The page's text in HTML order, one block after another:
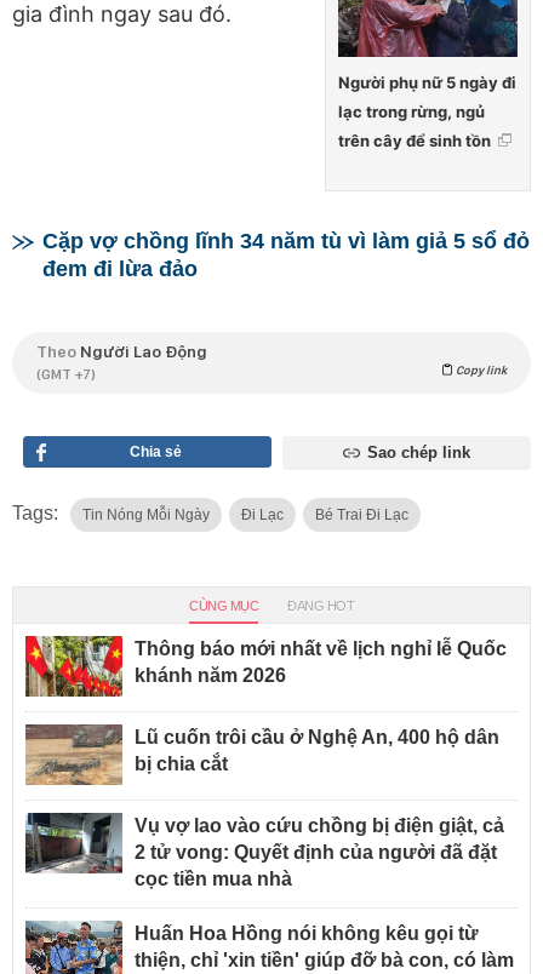
Người phụ nữ 5 ngày đi
lạc trong rừng, ngủ
trên cây để sinh tồn
gia đình ngay sau đó.
Cặp vợ chồng lĩnh 34 năm tù vì làm giả 5 sổ đỏ
đem đi lừa đảo
Theo Người Lao Động
(GMT +7) Copy link
Chia sẻ Sao chép link
Tags: Tin Nóng Mỗi Ngày Đi Lạc Bé Trai Đi Lạc
CÙNG MỤC ĐANG HOT
Thông báo mới nhất về lịch nghỉ lễ Quốc
khánh năm 2026
Lũ cuốn trôi cầu ở Nghệ An, 400 hộ dân
bị chia cắt
Vụ vợ lao vào cứu chồng bị điện giật, cả
2 tử vong: Quyết định của người đã đặt
cọc tiền mua nhà
Huấn Hoa Hồng nói không kêu gọi từ
thiện, chỉ 'xin tiền' giúp đỡ bà con, có làm